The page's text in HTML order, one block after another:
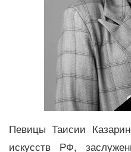
Певицы Таисии
искусств РФ,